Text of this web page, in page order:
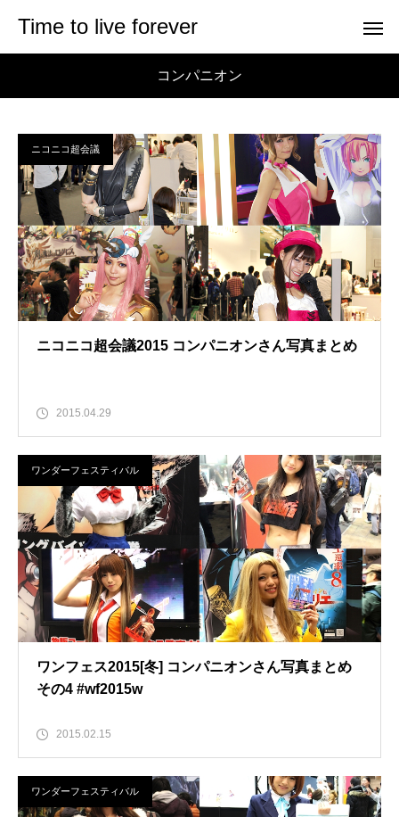
Time to live forever
コンパニオン
ニコニコ超会議
ニコニコ超会議2015 コンパニオンさん写真まとめ
2015.04.29
ワンダーフェスティバル
ワンフェス2015[冬] コンパニオンさん写真まとめ
その4 #wf2015w
2015.02.15
ワンダーフェスティバル